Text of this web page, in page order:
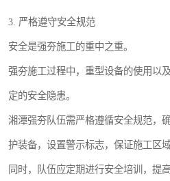
3. 严格遵守安全规范
安全是强夯施工的重中之重。
强夯施工过程中，重型设备的使用以
定的安全隐患。
湘潭强夯队伍需严格遵循安全规范，
护装备，设置警示标志，保证施工区域
同时，队伍应定期进行安全培训，提